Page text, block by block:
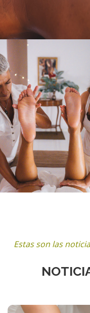
Estas son las